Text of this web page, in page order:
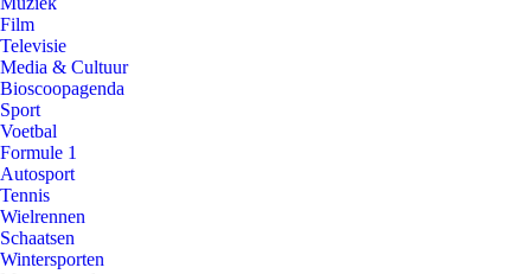
Film
Televisie
Media & Cultuur
Bioscoopagenda
Sport
Voetbal
Formule 1
Autosport
Tennis
Wielrennen
Schaatsen
Wintersporten